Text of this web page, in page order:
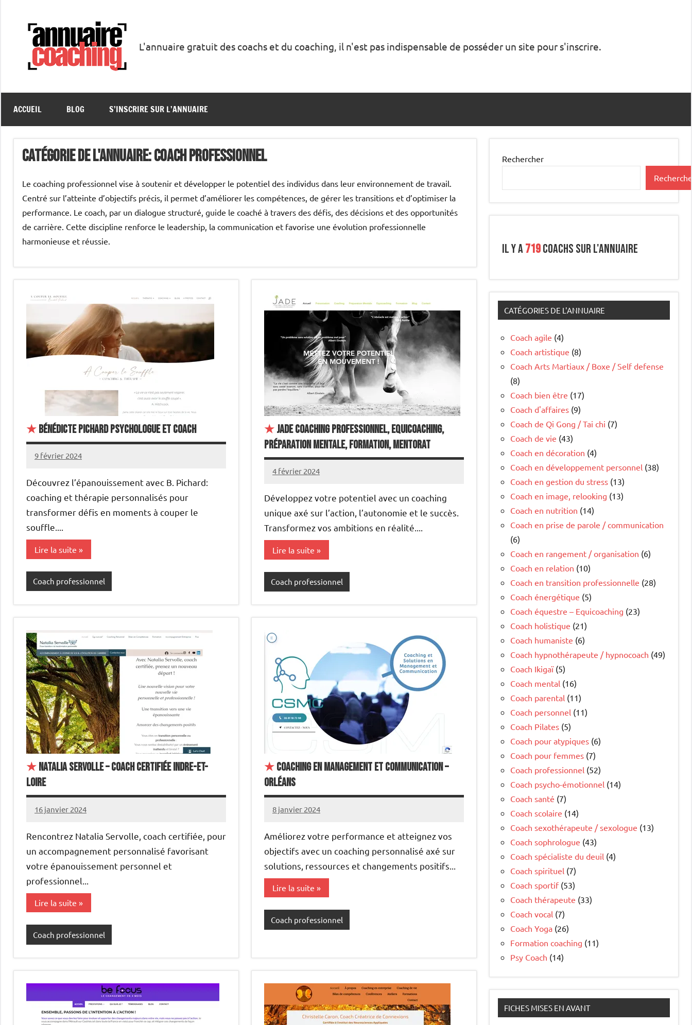
Coaching
L'annuaire gratuit des coachs et du coaching, il n'est pas indispensable de posséder un site pour s'inscrire.
ACCUEIL BLOG S’INSCRIRE SUR L’ANNUAIRE
catégorie de l'annuaire: Coach professionnel
Le coaching professionnel vise à soutenir et développer le potentiel des individus dans leur environnement de travail.
Centré sur l’atteinte d’objectifs précis, il permet d’améliorer les compétences, de gérer les transitions et d’optimiser la
performance. Le coach, par un dialogue structuré, guide le coaché à travers des défis, des décisions et des opportunités
de carrière. Cette discipline renforce le leadership, la communication et favorise une évolution professionnelle
harmonieuse et réussie.
★Bénédicte PICHARD Psychologue et coach
9 février 2024
annuairecoaching
Découvrez l’épanouissement avec B. Pichard:
coaching et thérapie personnalisés pour
transformer défis en moments à couper le
souffle....
Lire la suite
Coach professionnel
★JADE Coaching professionnel, Equicoaching,
Préparation mentale, Formation, Mentorat
4 février 2024
annuairecoaching
Développez votre potentiel avec un coaching
unique axé sur l’action, l’autonomie et le succès.
Transformez vos ambitions en réalité....
Lire la suite
Coach professionnel
★Natalia Servolle – Coach Certifiée Indre-et-
Loire
16 janvier 2024
annuairecoaching
Rencontrez Natalia Servolle, coach certifiée, pour
un accompagnement personnalisé favorisant
votre épanouissement personnel et
professionnel...
Lire la suite
Coach professionnel
★Coaching en Management et Communication –
Orléans
8 janvier 2024
annuairecoaching
Améliorez votre performance et atteignez vos
objectifs avec un coaching personnalisé axé sur
solutions, ressources et changements positifs...
Lire la suite
Coach professionnel
Rechercher
Il y a719coachs sur l'annuaire
CATÉGORIES DE L'ANNUAIRE
Coach agile (4)
Coach artistique (8)
Coach Arts Martiaux / Boxe / Self defense
(8)
Coach bien être (17)
Coach d'affaires (9)
Coach de Qi Gong / Tai chi (7)
Coach de vie (43)
Coach en décoration (4)
Coach en développement personnel (38)
Coach en gestion du stress (13)
Coach en image, relooking (13)
Coach en nutrition (14)
Coach en prise de parole / communication
(6)
Coach en rangement / organisation (6)
Coach en relation (10)
Coach en transition professionnelle (28)
Coach énergétique (5)
Coach équestre – Equicoaching (23)
Coach holistique (21)
Coach humaniste (6)
Coach hypnothérapeute / hypnocoach (49)
Coach Ikigaï(5)
Coach mental (16)
Coach parental (11)
Coach personnel (11)
Coach Pilates (5)
Coach pour atypiques (6)
Coach pour femmes (7)
Coach professionnel (52)
Coach psycho-émotionnel (14)
Coach santé (7)
Coach scolaire (14)
Coach sexothérapeute / sexologue (13)
Coach sophrologue (43)
Coach spécialiste du deuil (4)
Coach spirituel (7)
Coach sportif(53)
Coach thérapeute (33)
Coach vocal (7)
Coach Yoga (26)
Formation coaching (11)
Psy Coach (14)
FICHES MISES EN AVANT